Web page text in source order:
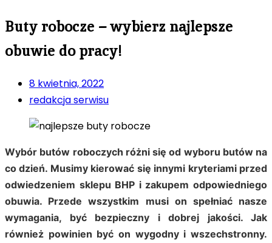
Buty robocze – wybierz najlepsze
obuwie do pracy!
8 kwietnia, 2022
redakcja serwisu
Wybór butów roboczych różni się od wyboru butów na
co dzień. Musimy kierować się innymi kryteriami przed
odwiedzeniem sklepu BHP i zakupem odpowiedniego
obuwia. Przede wszystkim musi on spełniać nasze
wymagania, być bezpieczny i dobrej jakości. Jak
również powinien być on wygodny i wszechstronny.